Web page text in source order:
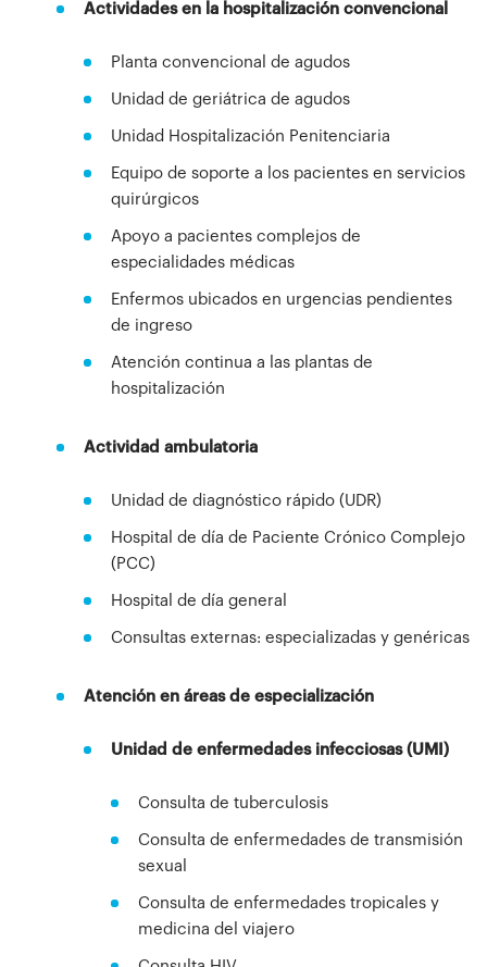
Actividades en la hospitalización convencional
Planta convencional de agudos
Unidad de geriátrica de agudos
Unidad Hospitalización Penitenciaria
Equipo de soporte a los pacientes en servicios
quirúrgicos
Apoyo a pacientes complejos de
especialidades médicas
Enfermos ubicados en urgencias pendientes
de ingreso
Atención continua a las plantas de
hospitalización
Actividad ambulatoria
Unidad de diagnóstico rápido (UDR)
Hospital de día de Paciente Crónico Complejo
(PCC)
Hospital de día general
Consultas externas: especializadas y genéricas
Atención en áreas de especialización
Unidad de enfermedades infecciosas (UMI)
Consulta de tuberculosis
Consulta de enfermedades de transmisión
sexual
Consulta de enfermedades tropicales y
medicina del viajero